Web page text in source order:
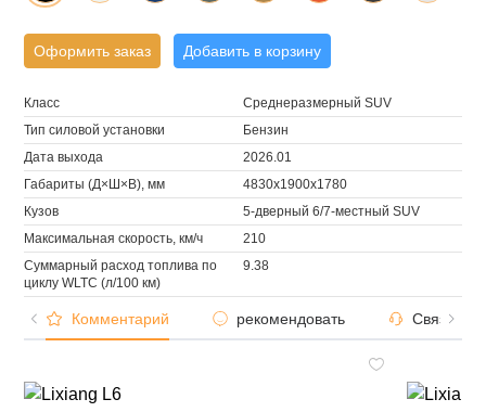
Оформить заказ Добавить в корзину
Класс
Среднеразмерный SUV
Тип силовой установки
Бензин
Дата выхода
2026.01
Габариты (Д×Ш×В), мм
4830x1900x1780
Кузов
5-дверный 6/7-местный SUV
Максимальная скорость, км/ч
210
Суммарный расход топлива по
циклу WLTC (л/100 км)
9.38
Комментарий рекомендовать